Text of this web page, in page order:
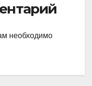
необходимо